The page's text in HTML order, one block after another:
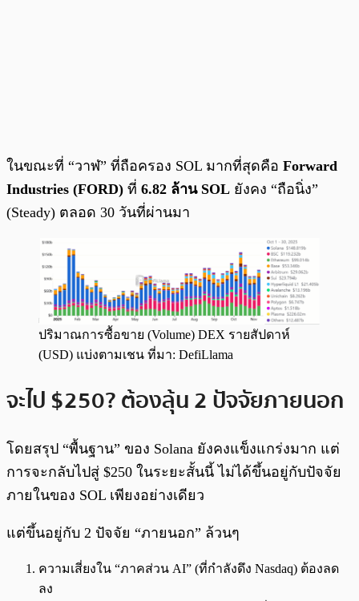
ในขณะที่ “วาฬ” ที่ถือครอง SOL มากที่สุดคือ Forward
Industries (FORD) ที่ 6.82 ล้าน SOL ยังคง “ถือนิ่ง”
(Steady) ตลอด 30 วันที่ผ่านมา
ปริมาณการซื้อขาย (Volume) DEX รายสัปดาห์
(USD) แบ่งตามเชน ที่มา: DefiLlama
จะไป $250? ต้องลุ้น 2 ปัจจัยภายนอก
โดยสรุป “พื้นฐาน” ของ Solana ยังคงแข็งแกร่งมาก แต่
การจะกลับไปสู่ $250 ในระยะสั้นนี้ ไม่ได้ขึ้นอยู่กับปัจจัย
ภายในของ SOL เพียงอย่างเดียว
แต่ขึ้นอยู่กับ 2 ปัจจัย “ภายนอก” ล้วนๆ
ความเสี่ยงใน “ภาคส่วน AI” (ที่กำลังดึง Nasdaq) ต้องลด
ลง